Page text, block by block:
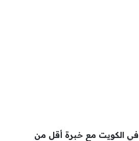
الكويت مع خبرة أقل من